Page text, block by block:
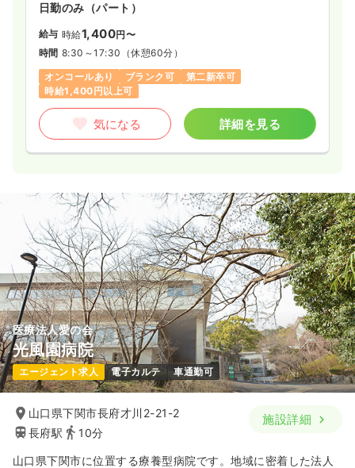
日勤のみ（パート）
給与 時給1,400円〜
時間 8:30～17:30 （休憩60分）
オンコールあり
ブランク可
第二新卒可
時給1,400円以上可
気になる 詳細を見る
医療法人愛の会
光風園病院
エージェント求人 電子カルテ 車通勤可
山口県下関市長府才川2-21-2
長府駅
10分
施設詳細
山口県下関市に位置する療養型病院です。地域に密着した法人